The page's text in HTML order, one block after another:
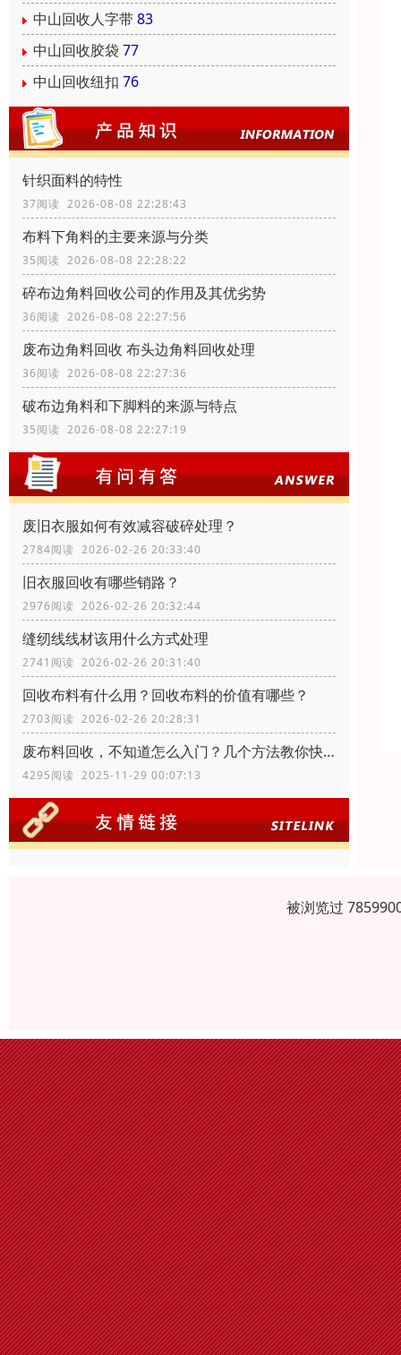
中山回收人字带83
中山回收胶袋 77
中山回收纽扣 76
针织面料的特性
37阅读 2026-08-08 22:28:43
布料下角料的主要来源与分类
35阅读 2026-08-08 22:28:22
碎布边角料回收公司的作用及其优劣势
36阅读 2026-08-08 22:27:56
废布边角料回收 布头边角料回收处理
36阅读 2026-08-08 22:27:36
破布边角料和下脚料的来源与特点
35阅读 2026-08-08 22:27:19
废旧衣服如何有效减容破碎处理？
2784阅读 2026-02-26 20:33:40
旧衣服回收有哪些销路？
2976阅读 2026-02-26 20:32:44
缝纫线线材该用什么方式处理
2741阅读 2026-02-26 20:31:40
回收布料有什么用？回收布料的价值有哪些？
2703阅读 2026-02-26 20:28:31
废布料回收，不知道怎么入门？几个方法教你快速入门
4295阅读 2025-11-29 00:07:13
被浏览过